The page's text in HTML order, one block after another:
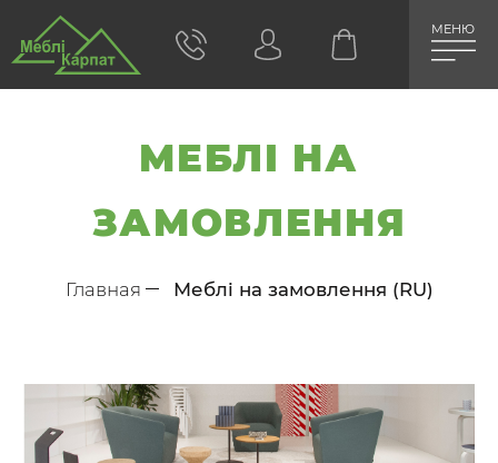
МЕНЮ
МЕБЛІ НА
ЗАМОВЛЕННЯ
Главная Меблі на замовлення (RU)